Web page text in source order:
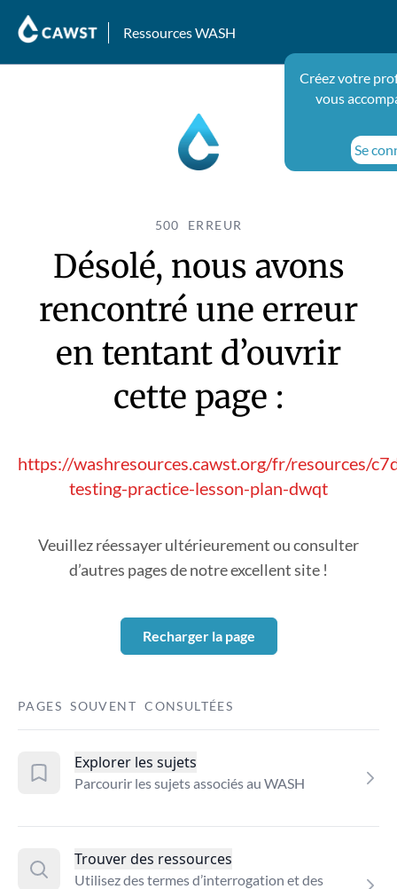
Ressources WASH
Créez votre
vous
Se
500 ERREUR
Désolé, nous avons
rencontré une erreur
en tentant d’ouvrir
cette page :
https://washresources.cawst.org/fr/resources/
testing-practice-lesson-plan-dwqt
Veuillez réessayer ultérieurement ou consulter
d’autres pages de notre excellent site !
Recharger la page
PAGES SOUVENT CONSULTÉES
Explorer les sujets
Parcourir les sujets associés au WASH
Trouver des ressources
Utilisez des termes d’interrogation et des